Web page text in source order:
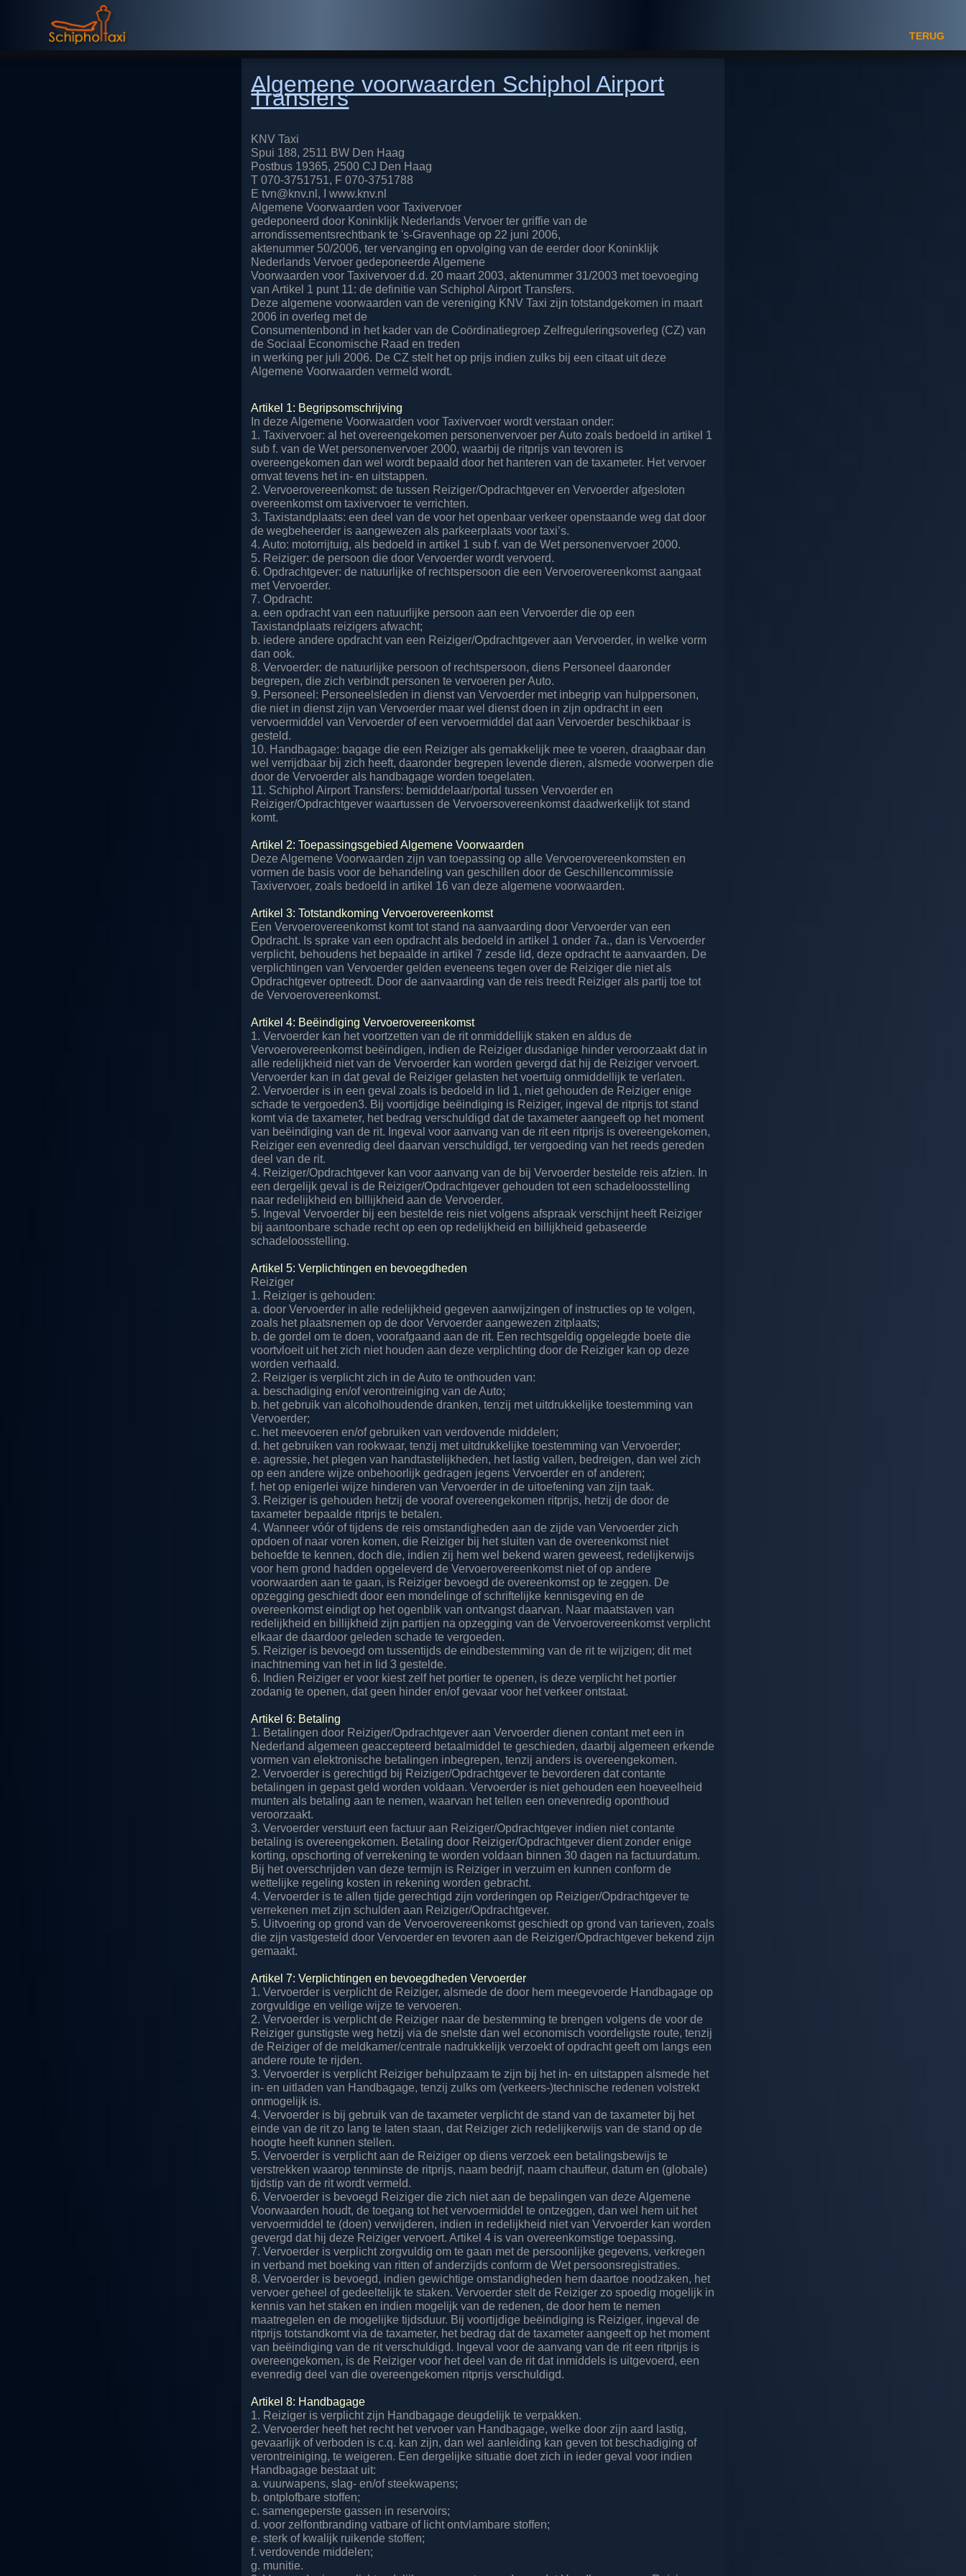
TERUG
Algemene voorwaarden Schiphol Airport
Transfers
KNV Taxi
Spui 188, 2511 BW Den Haag
Postbus 19365, 2500 CJ Den Haag
T 070-3751751, F 070-3751788
E tvn@knv.nl, I www.knv.nl
Algemene Voorwaarden voor Taxivervoer
gedeponeerd door Koninklijk Nederlands Vervoer ter griffie van de
arrondissementsrechtbank te 's-Gravenhage op 22 juni 2006,
aktenummer 50/2006, ter vervanging en opvolging van de eerder door Koninklijk
Nederlands Vervoer gedeponeerde Algemene
Voorwaarden voor Taxivervoer d.d. 20 maart 2003, aktenummer 31/2003 met toevoeging
van Artikel 1 punt 11: de definitie van Schiphol Airport Transfers.
Deze algemene voorwaarden van de vereniging KNV Taxi zijn totstandgekomen in maart
2006 in overleg met de
Consumentenbond in het kader van de Coördinatiegroep Zelfreguleringsoverleg (CZ) van
de Sociaal Economische Raad en treden
in werking per juli 2006. De CZ stelt het op prijs indien zulks bij een citaat uit deze
Algemene Voorwaarden vermeld wordt.
Artikel 1: Begripsomschrijving
In deze Algemene Voorwaarden voor Taxivervoer wordt verstaan onder:
1. Taxivervoer: al het overeengekomen personenvervoer per Auto zoals bedoeld in artikel 1
sub f. van de Wet personenvervoer 2000, waarbij de ritprijs van tevoren is
overeengekomen dan wel wordt bepaald door het hanteren van de taxameter. Het vervoer
omvat tevens het in- en uitstappen.
2. Vervoerovereenkomst: de tussen Reiziger/Opdrachtgever en Vervoerder afgesloten
overeenkomst om taxivervoer te verrichten.
3. Taxistandplaats: een deel van de voor het openbaar verkeer openstaande weg dat door
de wegbeheerder is aangewezen als parkeerplaats voor taxi’s.
4. Auto: motorrijtuig, als bedoeld in artikel 1 sub f. van de Wet personenvervoer 2000.
5. Reiziger: de persoon die door Vervoerder wordt vervoerd.
6. Opdrachtgever: de natuurlijke of rechtspersoon die een Vervoerovereenkomst aangaat
met Vervoerder.
7. Opdracht:
a. een opdracht van een natuurlijke persoon aan een Vervoerder die op een
Taxistandplaats reizigers afwacht;
b. iedere andere opdracht van een Reiziger/Opdrachtgever aan Vervoerder, in welke vorm
dan ook.
8. Vervoerder: de natuurlijke persoon of rechtspersoon, diens Personeel daaronder
begrepen, die zich verbindt personen te vervoeren per Auto.
9. Personeel: Personeelsleden in dienst van Vervoerder met inbegrip van hulppersonen,
die niet in dienst zijn van Vervoerder maar wel dienst doen in zijn opdracht in een
vervoermiddel van Vervoerder of een vervoermiddel dat aan Vervoerder beschikbaar is
gesteld.
10. Handbagage: bagage die een Reiziger als gemakkelijk mee te voeren, draagbaar dan
wel verrijdbaar bij zich heeft, daaronder begrepen levende dieren, alsmede voorwerpen die
door de Vervoerder als handbagage worden toegelaten.
11. Schiphol Airport Transfers: bemiddelaar/portal tussen Vervoerder en
Reiziger/Opdrachtgever waartussen de Vervoersovereenkomst daadwerkelijk tot stand
komt.
Artikel 2: Toepassingsgebied Algemene Voorwaarden
Deze Algemene Voorwaarden zijn van toepassing op alle Vervoerovereenkomsten en
vormen de basis voor de behandeling van geschillen door de Geschillencommissie
Taxivervoer, zoals bedoeld in artikel 16 van deze algemene voorwaarden.
Artikel 3: Totstandkoming Vervoerovereenkomst
Een Vervoerovereenkomst komt tot stand na aanvaarding door Vervoerder van een
Opdracht. Is sprake van een opdracht als bedoeld in artikel 1 onder 7a., dan is Vervoerder
verplicht, behoudens het bepaalde in artikel 7 zesde lid, deze opdracht te aanvaarden. De
verplichtingen van Vervoerder gelden eveneens tegen over de Reiziger die niet als
Opdrachtgever optreedt. Door de aanvaarding van de reis treedt Reiziger als partij toe tot
de Vervoerovereenkomst.
Artikel 4: Beëindiging Vervoerovereenkomst
1. Vervoerder kan het voortzetten van de rit onmiddellijk staken en aldus de
Vervoerovereenkomst beëindigen, indien de Reiziger dusdanige hinder veroorzaakt dat in
alle redelijkheid niet van de Vervoerder kan worden gevergd dat hij de Reiziger vervoert.
Vervoerder kan in dat geval de Reiziger gelasten het voertuig onmiddellijk te verlaten.
2. Vervoerder is in een geval zoals is bedoeld in lid 1, niet gehouden de Reiziger enige
schade te vergoeden3. Bij voortijdige beëindiging is Reiziger, ingeval de ritprijs tot stand
komt via de taxameter, het bedrag verschuldigd dat de taxameter aangeeft op het moment
van beëindiging van de rit. Ingeval voor aanvang van de rit een ritprijs is overeengekomen,
Reiziger een evenredig deel daarvan verschuldigd, ter vergoeding van het reeds gereden
deel van de rit.
4. Reiziger/Opdrachtgever kan voor aanvang van de bij Vervoerder bestelde reis afzien. In
een dergelijk geval is de Reiziger/Opdrachtgever gehouden tot een schadeloosstelling
naar redelijkheid en billijkheid aan de Vervoerder.
5. Ingeval Vervoerder bij een bestelde reis niet volgens afspraak verschijnt heeft Reiziger
bij aantoonbare schade recht op een op redelijkheid en billijkheid gebaseerde
schadeloosstelling.
Artikel 5: Verplichtingen en bevoegdheden
Reiziger
1. Reiziger is gehouden:
a. door Vervoerder in alle redelijkheid gegeven aanwijzingen of instructies op te volgen,
zoals het plaatsnemen op de door Vervoerder aangewezen zitplaats;
b. de gordel om te doen, voorafgaand aan de rit. Een rechtsgeldig opgelegde boete die
voortvloeit uit het zich niet houden aan deze verplichting door de Reiziger kan op deze
worden verhaald.
2. Reiziger is verplicht zich in de Auto te onthouden van:
a. beschadiging en/of verontreiniging van de Auto;
b. het gebruik van alcoholhoudende dranken, tenzij met uitdrukkelijke toestemming van
Vervoerder;
c. het meevoeren en/of gebruiken van verdovende middelen;
d. het gebruiken van rookwaar, tenzij met uitdrukkelijke toestemming van Vervoerder;
e. agressie, het plegen van handtastelijkheden, het lastig vallen, bedreigen, dan wel zich
op een andere wijze onbehoorlijk gedragen jegens Vervoerder en of anderen;
f. het op enigerlei wijze hinderen van Vervoerder in de uitoefening van zijn taak.
3. Reiziger is gehouden hetzij de vooraf overeengekomen ritprijs, hetzij de door de
taxameter bepaalde ritprijs te betalen.
4. Wanneer vóór of tijdens de reis omstandigheden aan de zijde van Vervoerder zich
opdoen of naar voren komen, die Reiziger bij het sluiten van de overeenkomst niet
behoefde te kennen, doch die, indien zij hem wel bekend waren geweest, redelijkerwijs
voor hem grond hadden opgeleverd de Vervoerovereenkomst niet of op andere
voorwaarden aan te gaan, is Reiziger bevoegd de overeenkomst op te zeggen. De
opzegging geschiedt door een mondelinge of schriftelijke kennisgeving en de
overeenkomst eindigt op het ogenblik van ontvangst daarvan. Naar maatstaven van
redelijkheid en billijkheid zijn partijen na opzegging van de Vervoerovereenkomst verplicht
elkaar de daardoor geleden schade te vergoeden.
5. Reiziger is bevoegd om tussentijds de eindbestemming van de rit te wijzigen; dit met
inachtneming van het in lid 3 gestelde.
6. Indien Reiziger er voor kiest zelf het portier te openen, is deze verplicht het portier
zodanig te openen, dat geen hinder en/of gevaar voor het verkeer ontstaat.
Artikel 6: Betaling
1. Betalingen door Reiziger/Opdrachtgever aan Vervoerder dienen contant met een in
Nederland algemeen geaccepteerd betaalmiddel te geschieden, daarbij algemeen erkende
vormen van elektronische betalingen inbegrepen, tenzij anders is overeengekomen.
2. Vervoerder is gerechtigd bij Reiziger/Opdrachtgever te bevorderen dat contante
betalingen in gepast geld worden voldaan. Vervoerder is niet gehouden een hoeveelheid
munten als betaling aan te nemen, waarvan het tellen een onevenredig oponthoud
veroorzaakt.
3. Vervoerder verstuurt een factuur aan Reiziger/Opdrachtgever indien niet contante
betaling is overeengekomen. Betaling door Reiziger/Opdrachtgever dient zonder enige
korting, opschorting of verrekening te worden voldaan binnen 30 dagen na factuurdatum.
Bij het overschrijden van deze termijn is Reiziger in verzuim en kunnen conform de
wettelijke regeling kosten in rekening worden gebracht.
4. Vervoerder is te allen tijde gerechtigd zijn vorderingen op Reiziger/Opdrachtgever te
verrekenen met zijn schulden aan Reiziger/Opdrachtgever.
5. Uitvoering op grond van de Vervoerovereenkomst geschiedt op grond van tarieven, zoals
die zijn vastgesteld door Vervoerder en tevoren aan de Reiziger/Opdrachtgever bekend zijn
gemaakt.
Artikel 7: Verplichtingen en bevoegdheden Vervoerder
1. Vervoerder is verplicht de Reiziger, alsmede de door hem meegevoerde Handbagage op
zorgvuldige en veilige wijze te vervoeren.
2. Vervoerder is verplicht de Reiziger naar de bestemming te brengen volgens de voor de
Reiziger gunstigste weg hetzij via de snelste dan wel economisch voordeligste route, tenzij
de Reiziger of de meldkamer/centrale nadrukkelijk verzoekt of opdracht geeft om langs een
andere route te rijden.
3. Vervoerder is verplicht Reiziger behulpzaam te zijn bij het in- en uitstappen alsmede het
in- en uitladen van Handbagage, tenzij zulks om (verkeers-)technische redenen volstrekt
onmogelijk is.
4. Vervoerder is bij gebruik van de taxameter verplicht de stand van de taxameter bij het
einde van de rit zo lang te laten staan, dat Reiziger zich redelijkerwijs van de stand op de
hoogte heeft kunnen stellen.
5. Vervoerder is verplicht aan de Reiziger op diens verzoek een betalingsbewijs te
verstrekken waarop tenminste de ritprijs, naam bedrijf, naam chauffeur, datum en (globale)
tijdstip van de rit wordt vermeld.
6. Vervoerder is bevoegd Reiziger die zich niet aan de bepalingen van deze Algemene
Voorwaarden houdt, de toegang tot het vervoermiddel te ontzeggen, dan wel hem uit het
vervoermiddel te (doen) verwijderen, indien in redelijkheid niet van Vervoerder kan worden
gevergd dat hij deze Reiziger vervoert. Artikel 4 is van overeenkomstige toepassing.
7. Vervoerder is verplicht zorgvuldig om te gaan met de persoonlijke gegevens, verkregen
in verband met boeking van ritten of anderzijds conform de Wet persoonsregistraties.
8. Vervoerder is bevoegd, indien gewichtige omstandigheden hem daartoe noodzaken, het
vervoer geheel of gedeeltelijk te staken. Vervoerder stelt de Reiziger zo spoedig mogelijk in
kennis van het staken en indien mogelijk van de redenen, de door hem te nemen
maatregelen en de mogelijke tijdsduur. Bij voortijdige beëindiging is Reiziger, ingeval de
ritprijs totstandkomt via de taxameter, het bedrag dat de taxameter aangeeft op het moment
van beëindiging van de rit verschuldigd. Ingeval voor de aanvang van de rit een ritprijs is
overeengekomen, is de Reiziger voor het deel van de rit dat inmiddels is uitgevoerd, een
evenredig deel van die overeengekomen ritprijs verschuldigd.
Artikel 8: Handbagage
1. Reiziger is verplicht zijn Handbagage deugdelijk te verpakken.
2. Vervoerder heeft het recht het vervoer van Handbagage, welke door zijn aard lastig,
gevaarlijk of verboden is c.q. kan zijn, dan wel aanleiding kan geven tot beschadiging of
verontreiniging, te weigeren. Een dergelijke situatie doet zich in ieder geval voor indien
Handbagage bestaat uit:
a. vuurwapens, slag- en/of steekwapens;
b. ontplofbare stoffen;
c. samengeperste gassen in reservoirs;
d. voor zelfontbranding vatbare of licht ontvlambare stoffen;
e. sterk of kwalijk ruikende stoffen;
f. verdovende middelen;
g. munitie.